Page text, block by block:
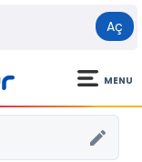
Aç
MENU